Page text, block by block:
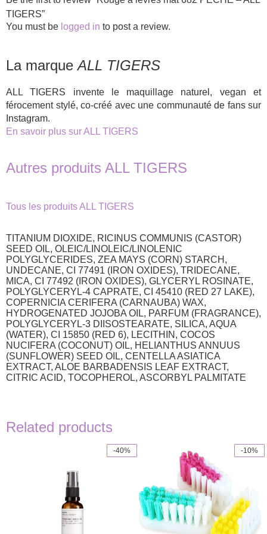
TIGERS”
You must be logged in to post a review.
La marqueALL TIGERS
ALL TIGERS invente le maquillage naturel, vegan et
férocement stylé, co-créé avec une communauté de fans sur
Instagram.
En savoir plus sur ALL TIGERS
Autres produits ALL TIGERS
Tous les produits ALL TIGERS
TITANIUM DIOXIDE, RICINUS COMMUNIS (CASTOR)
SEED OIL, OLEIC/LINOLEIC/LINOLENIC
POLYGLYCERIDES, ZEA MAYS (CORN) STARCH,
UNDECANE, CI 77491 (IRON OXIDES), TRIDECANE,
MICA, CI 77492 (IRON OXIDES), GLYCERYL ROSINATE,
POLYGLYCERYL-4 CAPRATE, CI 45410 (RED 27 LAKE),
COPERNICIA CERIFERA (CARNAUBA) WAX,
HYDROGENATED JOJOBA OIL, PARFUM (FRAGRANCE),
POLYGLYCERYL-3 DIISOSTEARATE, SILICA, AQUA
(WATER), CI 15850 (RED 6), LECITHIN, COCOS
NUCIFERA (COCONUT) OIL, HELIANTHUS ANNUUS
(SUNFLOWER) SEED OIL, CENTELLA ASIATICA
EXTRACT, ALOE BARBADENSIS LEAF EXTRACT,
CITRIC ACID, TOCOPHEROL, ASCORBYL PALMITATE
Related products
-40% -10%
multiple
variants.
The
options
may